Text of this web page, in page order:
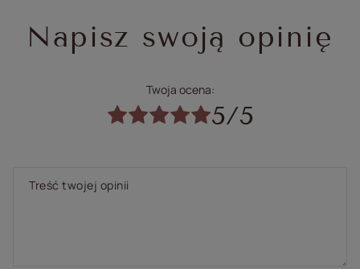
Napisz swoją opinię
Twoja ocena:
5/5
Treść twojej opinii